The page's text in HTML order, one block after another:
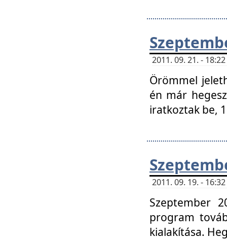
2011. 09. 21. -
Örömmel
én már
iratkoztak be,
2011. 09. 19. -
Szeptember
program
kialakítása.